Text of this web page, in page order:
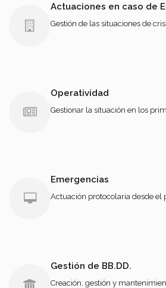
Actuaciones en caso de
Gestión de las situaciones de
Operatividad
Gestionar la situación en los
Emergencias
Actuación protocolaria desde el
Gestión de BB.DD.
Creación, gestión y